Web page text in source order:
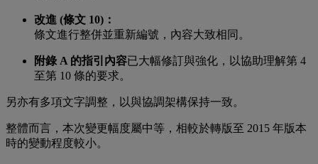
改進 (條文 10)：
條文進行整併並重新編號，內容大致相同。
附錄 A 的指引內容已大幅修訂與強化，以協助理解第 4
至第 10 條的要求。
另亦有多項文字調整，以與協調架構保持一致。
整體而言，本次變更幅度屬中等，相較於轉版至 2015 年版本
時的變動程度較小。